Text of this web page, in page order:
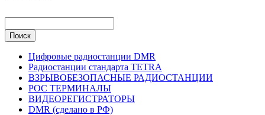
Поиск
Цифровые радиостанции DMR
Радиостанции стандарта TETRA
ВЗРЫВОБЕЗОПАСНЫЕ РАДИОСТАНЦИИ
POC ТЕРМИНАЛЫ
ВИДЕОРЕГИСТРАТОРЫ
DMR (сделано в РФ)